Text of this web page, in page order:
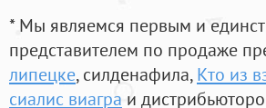
* Мы являемся первым и
представителем по продаже
липецке, силденафила, Кто из
сиалис виагра и